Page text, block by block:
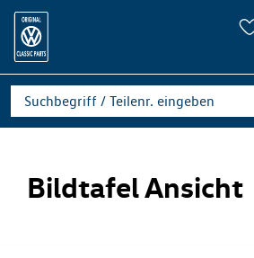
Bildtafel Ansicht